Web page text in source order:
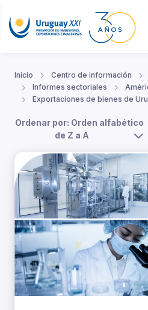
Inicio Centro de información
Informes sectoriales
Exportaciones de bienes de
Ordenar por: Orden alfabético
de Z a A